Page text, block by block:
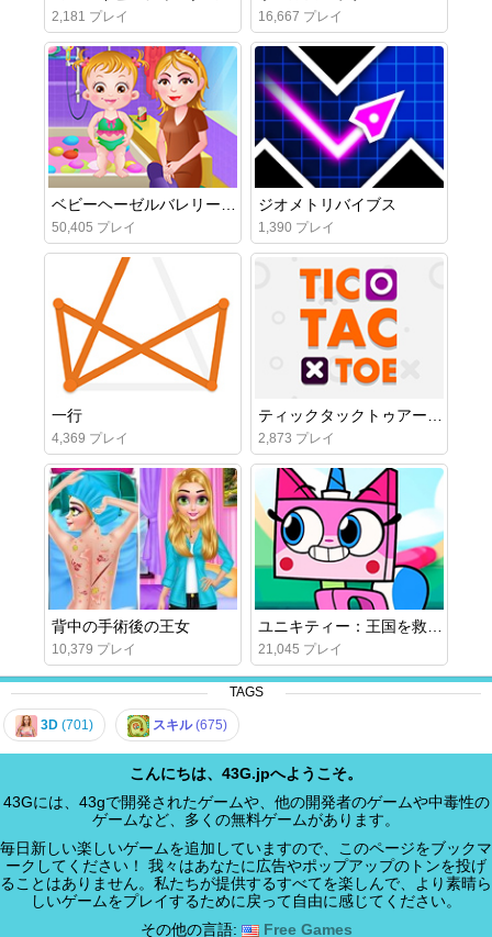
2,181 プレイ 16,667 プレイ
ベビーヘーゼルバレリーナダンス
50,405 プレイ
ジオメトリバイブス
1,390 プレイ
一行
4,369 プレイ
ティックタックトゥアーケード
2,873 プレイ
背中の手術後の王女
10,379 プレイ
ユニキティー：王国を救う！
21,045 プレイ
TAGS
3D (701) スキル(675)
こんにちは、43G.jpへようこそ。
43Gには、43gで開発されたゲームや、他の開発者のゲームや中毒性の
ゲームなど、多くの無料ゲームがあります。
毎日新しい楽しいゲームを追加していますので、このページをブックマ
ークしてください！ 我々はあなたに広告やポップアップのトンを投げ
ることはありません。私たちが提供するすべてを楽しんで、より素晴ら
しいゲームをプレイするために戻って自由に感じてください。
その他の言語:
Free Games